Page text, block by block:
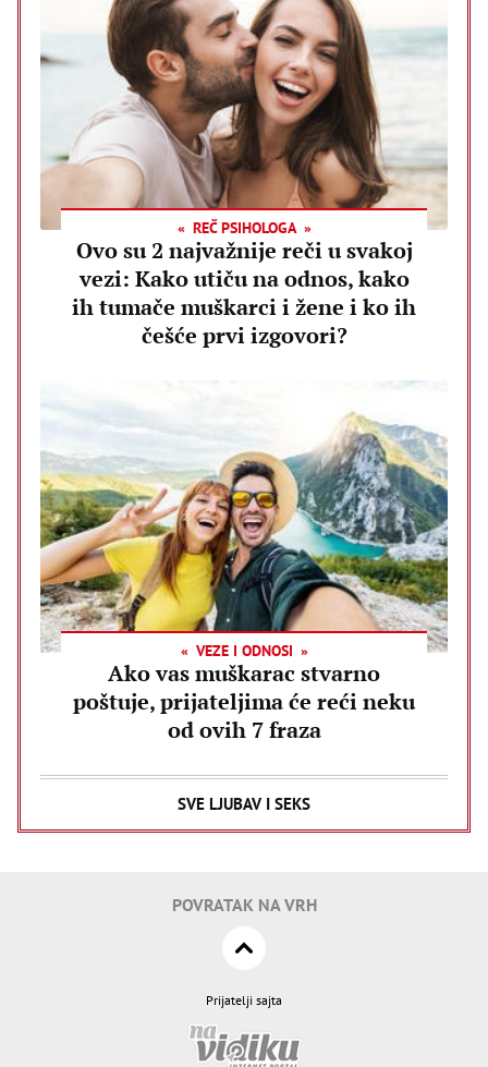
REČ PSIHOLOGA
Ovo su 2 najvažnije reči u svakoj
vezi: Kako utiču na odnos, kako
ih tumače muškarci i žene i ko ih
češće prvi izgovori?
VEZE I ODNOSI
Ako vas muškarac stvarno
poštuje, prijateljima će reći neku
od ovih 7 fraza
SVE LJUBAV I SEKS
POVRATAK NA VRH
Prijatelji sajta